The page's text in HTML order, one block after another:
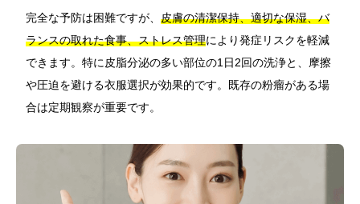
完全な予防は困難ですが、 皮膚の清潔保持、適切な保湿、バ
ランスの取れた食事、ストレス管理により発症リスクを軽減
できます。特に皮脂分泌の多い部位の1日2回の洗浄と、摩擦
や圧迫を避ける衣服選択が効果的です。既存の粉瘤がある場
合は定期観察が重要です。